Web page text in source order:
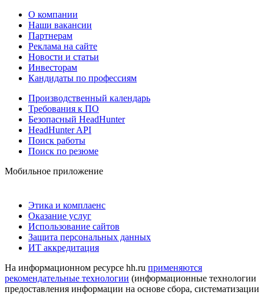
О компании
Наши вакансии
Партнерам
Реклама на сайте
Новости и статьи
Инвесторам
Кандидаты по профессиям
Производственный календарь
Требования к ПО
Безопасный HeadHunter
HeadHunter API
Поиск работы
Поиск по резюме
Мобильное приложение
Этика и комплаенс
Оказание услуг
Использование сайтов
Защита персональных данных
ИТ аккредитация
На информационном ресурсе hh.ru применяются
рекомендательные технологии (информационные технологии
предоставления информации на основе сбора, систематизации